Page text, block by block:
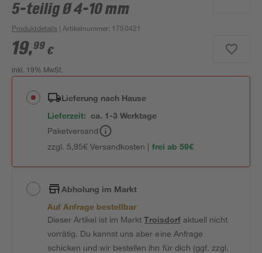
5-teilig Ø 4-10 mm
Produktdetails | Artikelnummer: 1750421
19,99 €
inkl. 19% MwSt.
Lieferung nach Hause
Lieferzeit: ca. 1-3 Werktage
Paketversand
zzgl. 5,95€ Versandkosten | frei ab 59€
Abholung im Markt
Auf Anfrage bestellbar
Dieser Artikel ist im MarktTroisdorfaktuell nicht
vorrätig. Du kannst uns aber eine Anfrage
schicken und wir bestellen ihn für dich (ggf. zzgl.